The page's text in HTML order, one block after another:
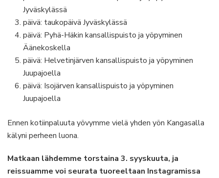
Jyväskylässä
päivä: taukopäivä Jyväskylässä
päivä: Pyhä-Häkin kansallispuisto ja yöpyminen
Äänekoskella
päivä: Helvetinjärven kansallispuisto ja yöpyminen
Juupajoella
päivä: Isojärven kansallispuisto ja yöpyminen
Juupajoella
Ennen kotiinpaluuta yövymme vielä yhden yön Kangasalla
kälyni perheen luona.
Matkaan lähdemme torstaina 3. syyskuuta, ja
reissuamme voi seurata tuoreeltaan Instagramissa